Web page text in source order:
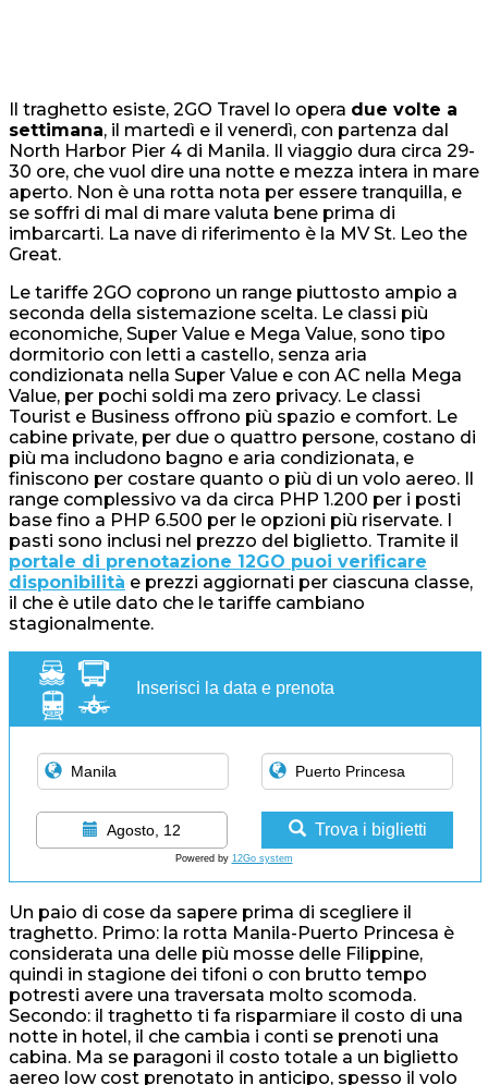
Il traghetto esiste, 2GO Travel lo opera due volte a
settimana, il martedì e il venerdì, con partenza dal
North Harbor Pier 4 di Manila. Il viaggio dura circa 29-
30 ore, che vuol dire una notte e mezza intera in mare
aperto. Non è una rotta nota per essere tranquilla, e
se soffri di mal di mare valuta bene prima di
imbarcarti. La nave di riferimento è la MV St. Leo the
Great.
Le tariffe 2GO coprono un range piuttosto ampio a
seconda della sistemazione scelta. Le classi più
economiche, Super Value e Mega Value, sono tipo
dormitorio con letti a castello, senza aria
condizionata nella Super Value e con AC nella Mega
Value, per pochi soldi ma zero privacy. Le classi
Tourist e Business offrono più spazio e comfort. Le
cabine private, per due o quattro persone, costano di
più ma includono bagno e aria condizionata, e
finiscono per costare quanto o più di un volo aereo. Il
range complessivo va da circa PHP 1.200 per i posti
base fino a PHP 6.500 per le opzioni più riservate. I
pasti sono inclusi nel prezzo del biglietto. Tramite il
portale di prenotazione 12GO puoi verificare
disponibilità e prezzi aggiornati per ciascuna classe,
il che è utile dato che le tariffe cambiano
stagionalmente.
Inserisci la data e prenota
Agosto, 12 Trova i biglietti
Powered by 12Go system
Un paio di cose da sapere prima di scegliere il
traghetto. Primo: la rotta Manila-Puerto Princesa è
considerata una delle più mosse delle Filippine,
quindi in stagione dei tifoni o con brutto tempo
potresti avere una traversata molto scomoda.
Secondo: il traghetto ti fa risparmiare il costo di una
notte in hotel, il che cambia i conti se prenoti una
cabina. Ma se paragoni il costo totale a un biglietto
aereo low cost prenotato in anticipo, spesso il volo